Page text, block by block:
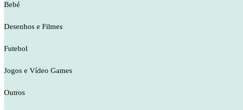
Bebé
Desenhos e Filmes
Futebol
Jogos e Vídeo Games
Outros